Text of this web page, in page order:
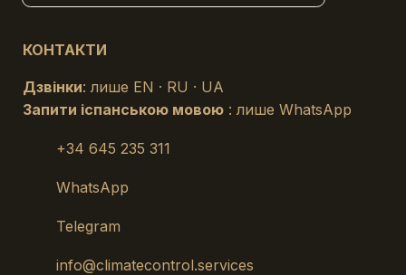
КОНТАКТИ
Дзвінки: лише EN · RU · UA
Запити іспанською мовою : лише WhatsApp
+34 645 235 311
WhatsApp
Telegram
info@climatecontrol.services